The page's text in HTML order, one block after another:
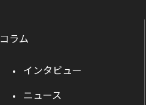
コラム
インタビュー
ニュース